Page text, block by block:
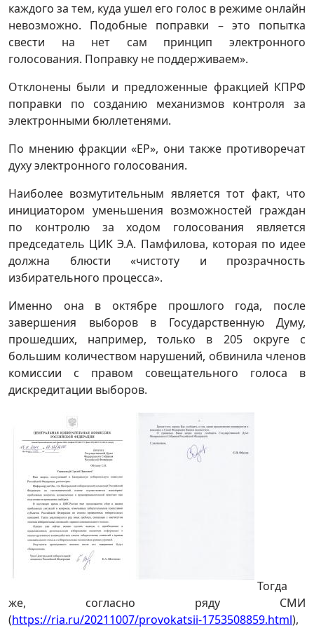
каждого за тем, куда ушел его голос в режиме онлайн
невозможно. Подобные поправки – это попытка
свести на нет сам принцип электронного
голосования. Поправку не поддерживаем».
Отклонены были и предложенные фракцией КПРФ
поправки по созданию механизмов контроля за
электронными бюллетенями.
По мнению фракции «ЕР», они также противоречат
духу электронного голосования.
Наиболее возмутительным является тот факт, что
инициатором уменьшения возможностей граждан
по контролю за ходом голосования является
председатель ЦИК Э.А. Памфилова, которая по идее
должна блюсти «чистоту и прозрачность
избирательного процесса».
Именно она в октябре прошлого года, после
завершения выборов в Государственную Думу,
прошедших, например, только в 205 округе с
большим количеством нарушений, обвинила членов
комиссии с правом совещательного голоса в
дискредитации выборов.
Тогда
же, согласно ряду СМИ
(https://ria.ru/20211007/provokatsii-1753508859.html),